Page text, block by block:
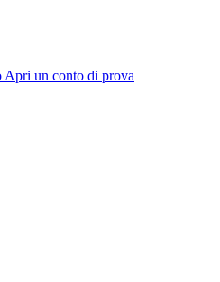
Apri un conto di prova